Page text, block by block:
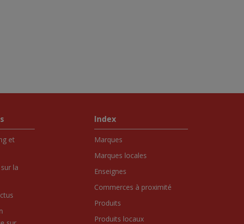
et
la
Index
Marques
Marques locales
Enseignes
Commerces à proximité
Produits
Produits locaux